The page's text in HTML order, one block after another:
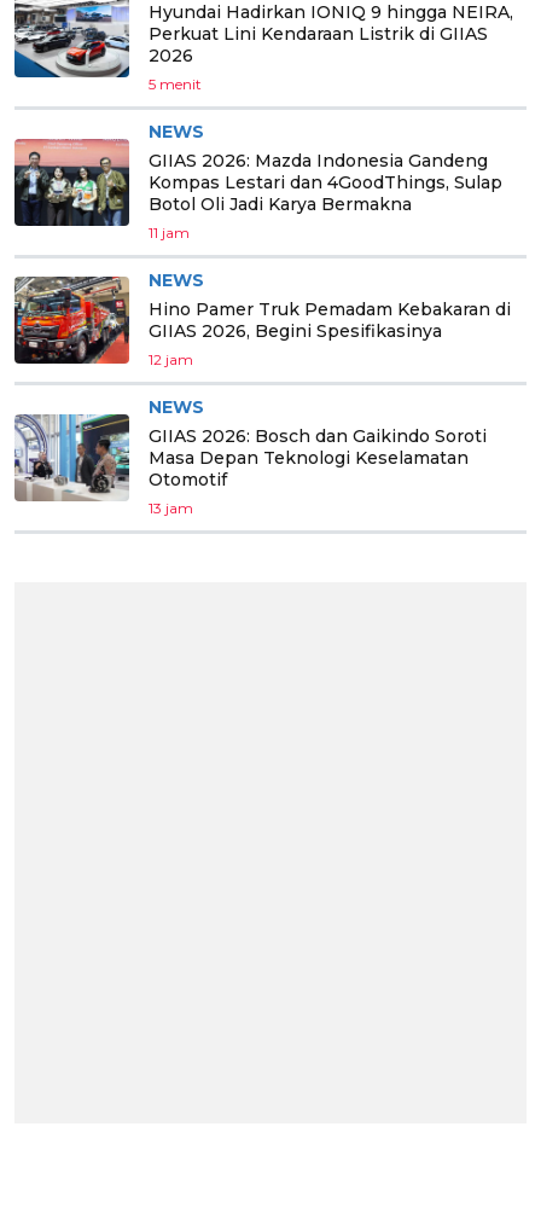
Hyundai Hadirkan IONIQ 9 hingga NEIRA,
Perkuat Lini Kendaraan Listrik di GIIAS
2026
5 menit
NEWS
GIIAS 2026: Mazda Indonesia Gandeng
Kompas Lestari dan 4GoodThings, Sulap
Botol Oli Jadi Karya Bermakna
11 jam
NEWS
Hino Pamer Truk Pemadam Kebakaran di
GIIAS 2026, Begini Spesifikasinya
12 jam
NEWS
GIIAS 2026: Bosch dan Gaikindo Soroti
Masa Depan Teknologi Keselamatan
Otomotif
13 jam